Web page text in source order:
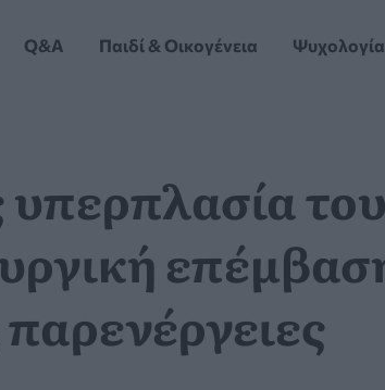
Q&A Παιδί & Οικογένεια Ψυχολογία